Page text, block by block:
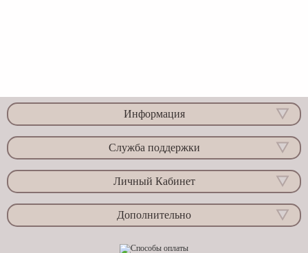
Информация
Служба поддержки
Личный Кабинет
Дополнительно